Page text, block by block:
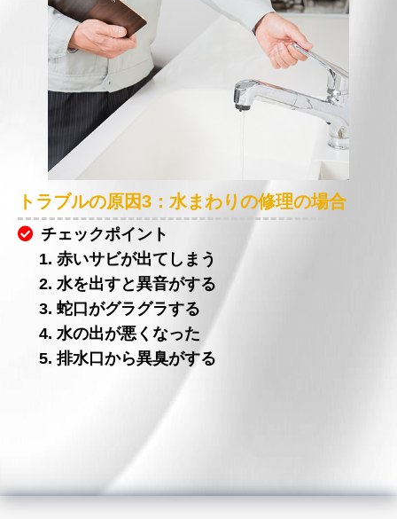
トラブルの原因3：水まわりの修理の場合
チェックポイント
1. 赤いサビが出てしまう
2. 水を出すと異音がする
3. 蛇口がグラグラする
4. 水の出が悪くなった
5. 排水口から異臭がする